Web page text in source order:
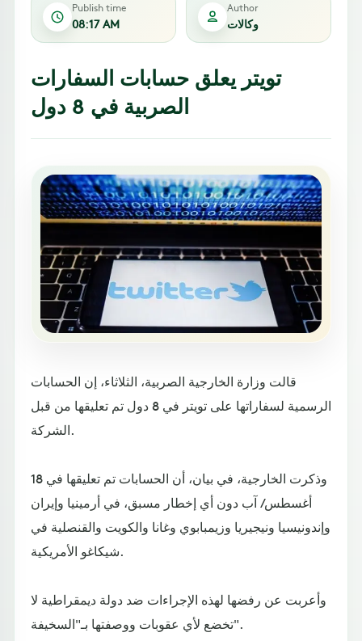
Publish time
08:17 AM
Author
وكالات
تويتر يعلق حسابات السفارات
الصربية في 8 دول
قالت وزارة الخارجية الصربية، الثلاثاء، إن الحسابات
الرسمية لسفاراتها على تويتر في 8 دول تم تعليقها من قبل
الشركة.
وذكرت الخارجية، في بيان، أن الحسابات تم تعليقها في 18
أغسطس/ آب دون أي إخطار مسبق، في أرمينيا وإيران
وإندونيسيا ونيجيريا وزيمبابوي وغانا والكويت والقنصلية في
شيكاغو الأمريكية.
وأعربت عن رفضها لهذه الإجراءات ضد دولة ديمقراطية لا
تخضع لأي عقوبات ووصفتها بـ"السخيفة".